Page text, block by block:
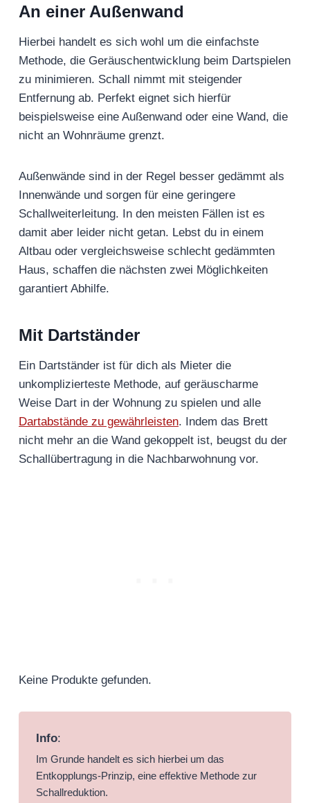
An einer Außenwand
Hierbei handelt es sich wohl um die einfachste
Methode, die Geräuschentwicklung beim Dartspielen
zu minimieren. Schall nimmt mit steigender
Entfernung ab. Perfekt eignet sich hierfür
beispielsweise eine Außenwand oder eine Wand, die
nicht an Wohnräume grenzt.
Außenwände sind in der Regel besser gedämmt als
Innenwände und sorgen für eine geringere
Schallweiterleitung. In den meisten Fällen ist es
damit aber leider nicht getan. Lebst du in einem
Altbau oder vergleichsweise schlecht gedämmten
Haus, schaffen die nächsten zwei Möglichkeiten
garantiert Abhilfe.
Mit Dartständer
Ein Dartständer ist für dich als Mieter die
unkomplizierteste Methode, auf geräuscharme
Weise Dart in der Wohnung zu spielen und alle
Dartabstände zu gewährleisten. Indem das Brett
nicht mehr an die Wand gekoppelt ist, beugst du der
Schallübertragung in die Nachbarwohnung vor.
Keine Produkte gefunden.
Info:
Im Grunde handelt es sich hierbei um das
Entkopplungs-Prinzip, eine effektive Methode zur
Schallreduktion.